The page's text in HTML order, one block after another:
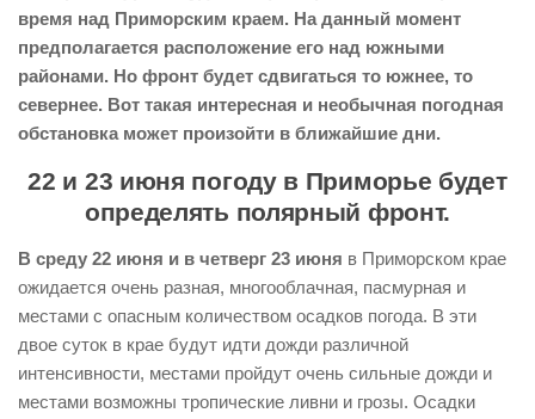
время над Приморским краем. На данный момент
предполагается расположение его над южными
районами. Но фронт будет сдвигаться то южнее, то
севернее. Вот такая интересная и необычная погодная
обстановка может произойти в ближайшие дни.
22 и 23 июня погоду в Приморье будет
определять полярный фронт.
В среду 22 июня и в четверг 23 июня в Приморском крае
ожидается очень разная, многооблачная, пасмурная и
местами с опасным количеством осадков погода. В эти
двое суток в крае будут идти дожди различной
интенсивности, местами пройдут очень сильные дожди и
местами возможны тропические ливни и грозы. Осадки